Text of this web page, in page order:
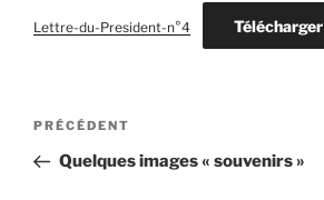
Lettre-du-President-n°4 Télécharger
Navigation
l’article
Article
précédent
PRÉCÉDENT
Quelques images « souvenirs »